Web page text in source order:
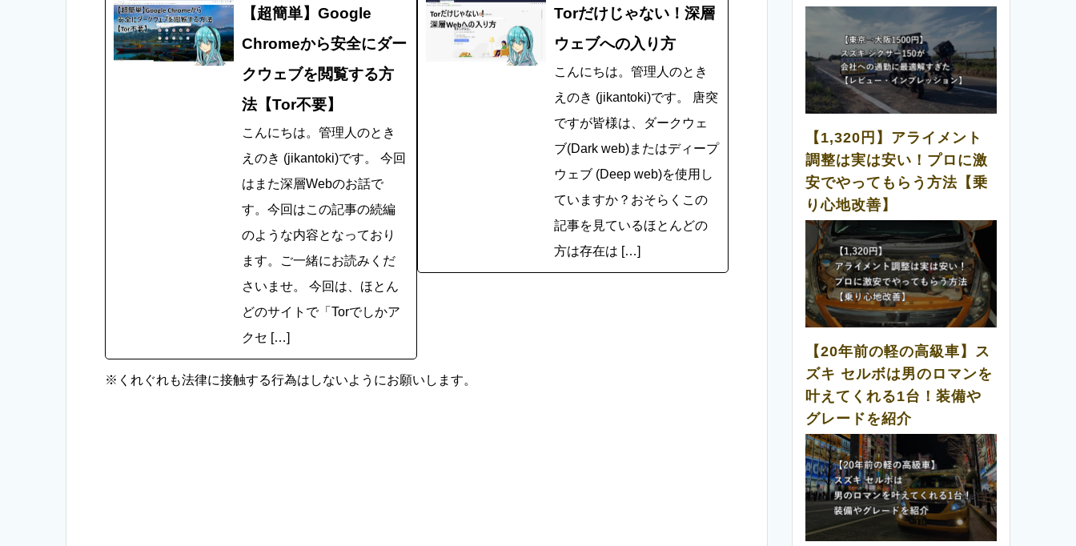
【超簡単】Google
Chromeから安全にダー
クウェブを閲覧する方
法【Tor不要】
こんにちは。管理人のとき
えのき (jikantoki)です。 今回
はまた深層Webのお話で
す。今回はこの記事の続編
のような内容となっており
ます。ご一緒にお読みくだ
さいませ。 今回は、ほとん
どのサイトで「Torでしかア
クセ […]
Torだけじゃない！深層
ウェブへの入り方
こんにちは。管理人のとき
えのき (jikantoki)です。 唐突
ですが皆様は、ダークウェ
ブ(Dark web)またはディープ
ウェブ (Deep web)を使用し
ていますか？おそらくこの
記事を見ているほとんどの
方は存在は […]
※くれぐれも法律に接触する行為はしないようにお願いします。
【1,320円】アライメント
調整は実は安い！プロに激
安でやってもらう方法【乗
り心地改善】
【20年前の軽の高級車】ス
ズキ セルボは男のロマンを
叶えてくれる1台！装備や
グレードを紹介